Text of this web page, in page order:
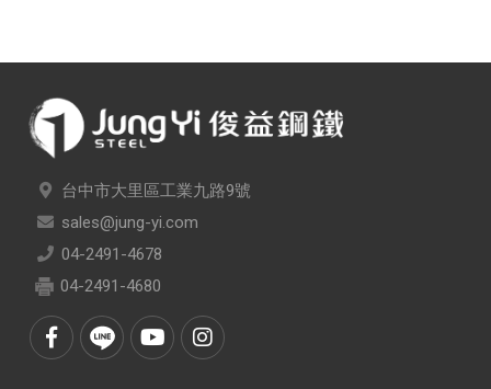
台中市大里區工業九路9號
sales@jung-yi.com
04-2491-4678
04-2491-4680